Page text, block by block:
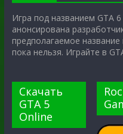
Игра под названием GTA
анонсирована
предполагаемое
пока нельзя. Играйте в
Скачать
GTA 5
Online